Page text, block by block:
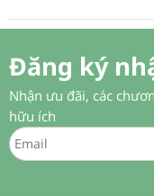
Đăng ký
Nhận ưu đãi, các
hữu ích